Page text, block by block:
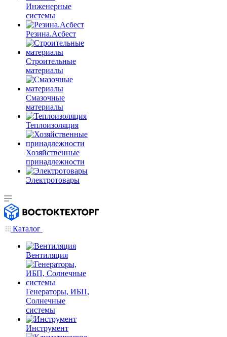
Инженерные
системы
Резина.Асбест
Строительные
материалы
Смазочные
материалы
Теплоизоляция
Хозяйственные
принадлежности
Электротовары
Каталог
Вентиляция
Генераторы, ИБП,
Солнечные
системы
Инструмент